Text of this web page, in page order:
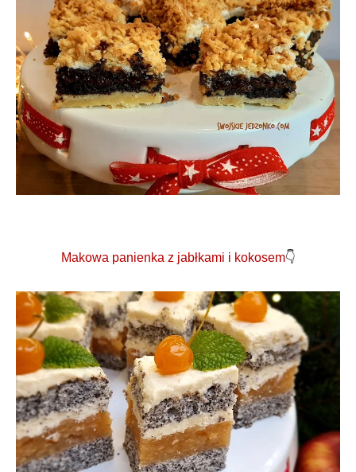
Makowa panienka z jabłkami i kokosem👇